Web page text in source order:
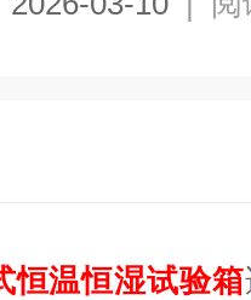
恒温恒湿试验箱